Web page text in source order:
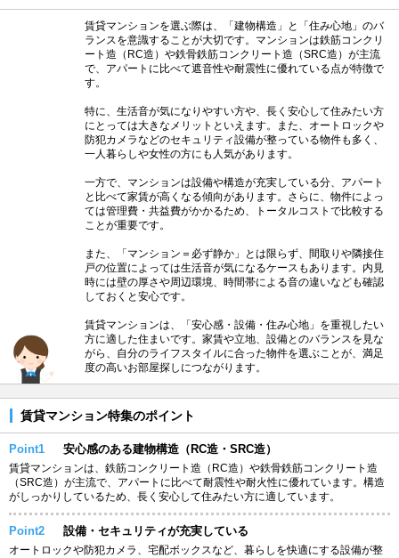
賃貸マンションを選ぶ際は、「建物構造」と「住み心地」のバ
ランスを意識することが大切です。マンションは鉄筋コンクリ
ート造（RC造）や鉄骨鉄筋コンクリート造（SRC造）が主流
で、アパートに比べて遮音性や耐震性に優れている点が特徴で
す。
特に、生活音が気になりやすい方や、長く安心して住みたい方
にとっては大きなメリットといえます。また、オートロックや
防犯カメラなどのセキュリティ設備が整っている物件も多く、
一人暮らしや女性の方にも人気があります。
一方で、マンションは設備や構造が充実している分、アパート
と比べて家賃が高くなる傾向があります。さらに、物件によっ
ては管理費・共益費がかかるため、トータルコストで比較する
ことが重要です。
また、「マンション＝必ず静か」とは限らず、間取りや隣接住
戸の位置によっては生活音が気になるケースもあります。内見
時には壁の厚さや周辺環境、時間帯による音の違いなども確認
しておくと安心です。
賃貸マンションは、「安心感・設備・住み心地」を重視したい
方に適した住まいです。家賃や立地、設備とのバランスを見な
がら、自分のライフスタイルに合った物件を選ぶことが、満足
度の高いお部屋探しにつながります。
賃貸マンション特集のポイント
Point1 安心感のある建物構造（RC造・SRC造）
賃貸マンションは、鉄筋コンクリート造（RC造）や鉄骨鉄筋コンクリート造
（SRC造）が主流で、アパートに比べて耐震性や耐火性に優れています。構造
がしっかりしているため、長く安心して住みたい方に適しています。
Point2 設備・セキュリティが充実している
オートロックや防犯カメラ、宅配ボックスなど、暮らしを快適にする設備が整